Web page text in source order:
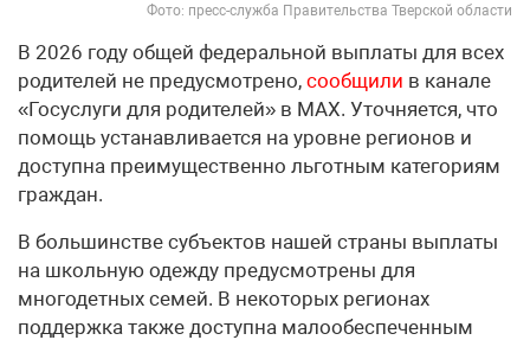
Фото: пресс-служба Правительства Тверской области
В 2026 году общей федеральной выплаты для всех
родителей не предусмотрено, сообщили в канале
«Госуслуги для родителей» в МАХ. Уточняется, что
помощь устанавливается на уровне регионов и
доступна преимущественно льготным категориям
граждан.
В большинстве субъектов нашей страны выплаты
на школьную одежду предусмотрены для
многодетных семей. В некоторых регионах
поддержка также доступна малообеспеченным